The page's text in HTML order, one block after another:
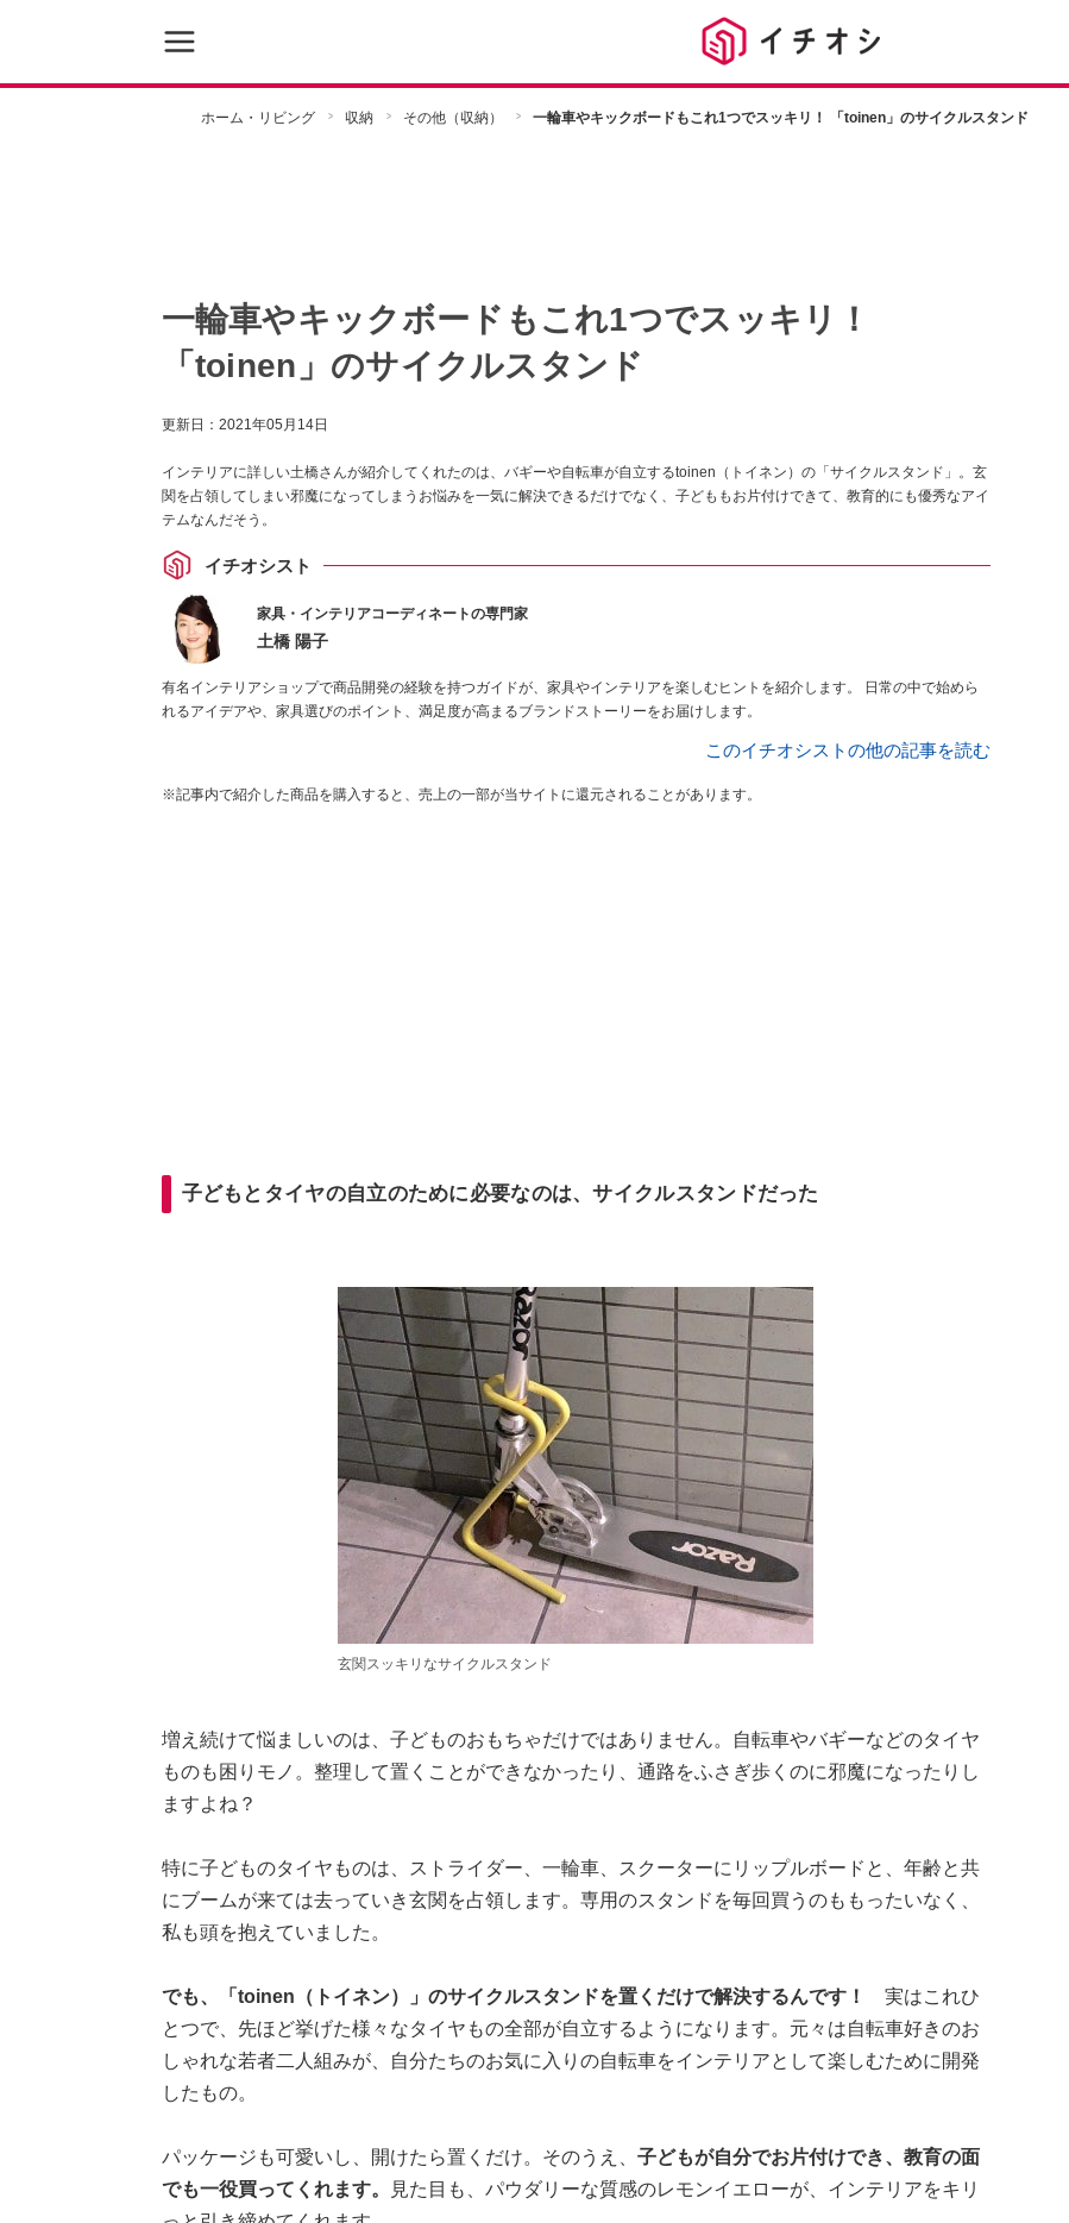
ホーム・リビング 収納 その他（収納） 一輪車やキックボードもこれ1つでスッキリ！ 「toinen」のサイクルスタンド
一輪車やキックボードもこれ1つでスッキリ！
「toinen」のサイクルスタンド
更新日： 2021年05月14日
インテリアに詳しい土橋さんが紹介してくれたのは、バギーや自転車が自立するtoinen（トイネン）の「サイクルスタンド」。玄
関を占領してしまい邪魔になってしまうお悩みを一気に解決できるだけでなく、子どももお片付けできて、教育的にも優秀なアイ
テムなんだそう。
イチオシスト
家具・インテリアコーディネートの専門家
土橋 陽子
有名インテリアショップで商品開発の経験を持つガイドが、家具やインテリアを楽しむヒントを紹介します。 日常の中で始めら
れるアイデアや、家具選びのポイント、満足度が高まるブランドストーリーをお届けします。
このイチオシストの他の記事を読む
※記事内で紹介した商品を購入すると、売上の一部が当サイトに還元されることがあります。
子どもとタイヤの自立のために必要なのは、サイクルスタンドだった
玄関スッキリなサイクルスタンド
増え続けて悩ましいのは、子どものおもちゃだけではありません。自転車やバギーなどのタイヤ
ものも困りモノ。整理して置くことができなかったり、通路をふさぎ歩くのに邪魔になったりし
ますよね？
特に子どものタイヤものは、ストライダー、一輪車、スクーターにリップルボードと、年齢と共
にブームが来ては去っていき玄関を占領します。専用のスタンドを毎回買うのももったいなく、
私も頭を抱えていました。
でも、「toinen（トイネン）」のサイクルスタンドを置くだけで解決するんです！
実はこれひ
とつで、先ほど挙げた様々なタイヤもの全部が自立するようになります。元々は自転車好きのお
しゃれな若者二人組みが、自分たちのお気に入りの自転車をインテリアとして楽しむために開発
したもの。
パッケージも可愛いし、開けたら置くだけ。そのうえ、 子どもが自分でお片付けでき、教育の面
でも一役買ってくれます。
見た目も、パウダリーな質感のレモンイエローが、インテリアをキリ